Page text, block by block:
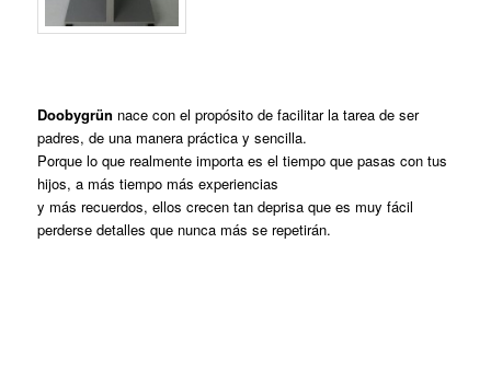
Doobygrün nace con el propósito de facilitar la tarea de ser
padres, de una manera práctica y sencilla.
Porque lo que realmente importa es el tiempo que pasas con tus
hijos, a más tiempo más experiencias
y más recuerdos, ellos crecen tan deprisa que es muy fácil
perderse detalles que nunca más se repetirán.